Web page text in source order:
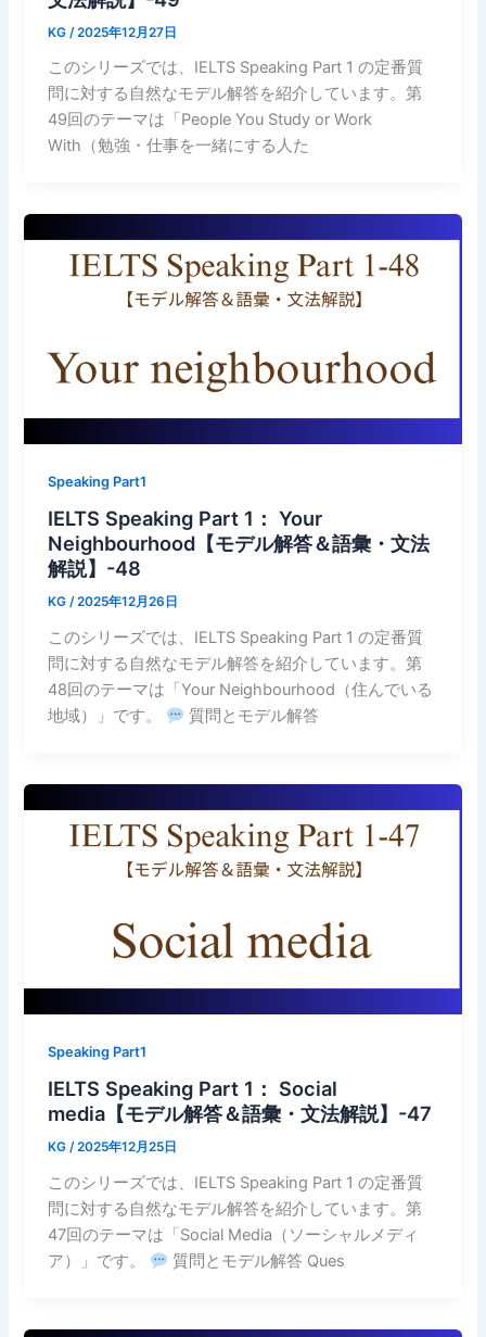
KG /2025年12月27日
このシリーズでは、IELTS Speaking Part 1 の定番質
問に対する自然なモデル解答を紹介しています。第
49回のテーマは「People You Study or Work
With（勉強・仕事を一緒にする人た
Speaking Part1
IELTS Speaking Part 1： Your
Neighbourhood【モデル解答＆語彙・文法
解説】-48
KG/2025年12月26日
このシリーズでは、IELTS Speaking Part 1 の定番質
問に対する自然なモデル解答を紹介しています。第
48回のテーマは「Your Neighbourhood（住んでいる
地域）」です。
質問とモデル解答
Speaking Part1
IELTS Speaking Part 1： Social
media【モデル解答＆語彙・文法解説】-47
KG/2025年12月25日
このシリーズでは、IELTS Speaking Part 1 の定番質
問に対する自然なモデル解答を紹介しています。第
47回のテーマは「Social Media（ソーシャルメディ
ア）」です。
質問とモデル解答 Ques